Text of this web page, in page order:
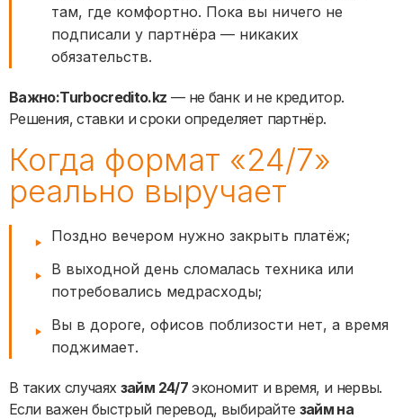
там, где комфортно. Пока вы ничего не
подписали у партнёра — никаких
обязательств.
Важно:Turbocredito.kz — не банк и не кредитор.
Решения, ставки и сроки определяет партнёр.
Когда формат «24/7»
реально выручает
Поздно вечером нужно закрыть платёж;
В выходной день сломалась техника или
потребовались медрасходы;
Вы в дороге, офисов поблизости нет, а время
поджимает.
В таких случаях займ 24/7 экономит и время, и нервы.
Если важен быстрый перевод, выбирайте займ на